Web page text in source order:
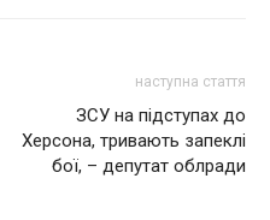
наступна стаття
ЗСУ на підступах до
Херсона, тривають запеклі
бої, – депутат облради